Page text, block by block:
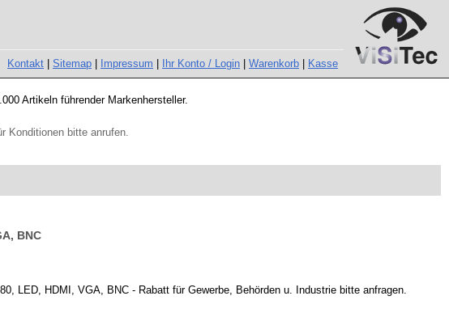
Kontakt Sitemap Impressum Ihr Konto / Login Warenkorb Kasse
Artikeln führender Markenhersteller.
Konditionen bitte anrufen.
BNC
LED, HDMI, VGA, BNC - Rabatt für Gewerbe, Behörden u. Industrie bitte anfragen.